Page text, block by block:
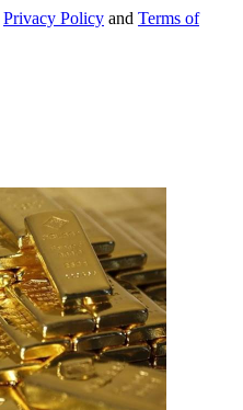
Privacy Policy and Terms of